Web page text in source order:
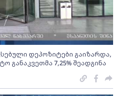
დეპოზიტები გაიზარდა,
7,25% შეადგინა